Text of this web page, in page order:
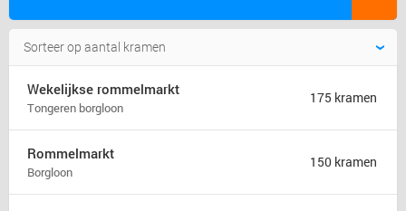
Wekelijkse rommelmarkt
Tongeren borgloon
175 kramen
Rommelmarkt
Borgloon
150 kramen